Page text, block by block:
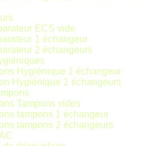
ECS vide
1 échangeur
2 échangeurs
Hygiénique 1 échangeur
Hygiénique 2 échangeurs
Tampons vides
tampons 1 échangeur
tampons 2 échangeurs